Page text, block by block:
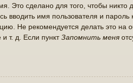
Это сделано для того, чтобы
вводить имя пользователя и
Не рекомендуется делать это на
т. д. Если пунктЗапомнить меня